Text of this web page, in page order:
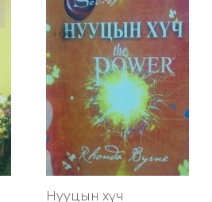
Нууцын хүч